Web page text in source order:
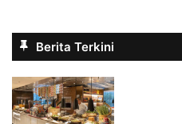
Berita Terkini